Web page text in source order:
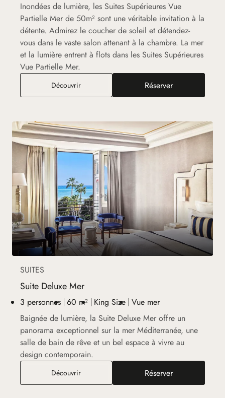
Inondées de lumière, les Suites Supérieures Vue
Partielle Mer de 50m² sont une véritable invitation à la
détente. Admirez le coucher de soleil et détendez-
vous dans le vaste salon attenant à la chambre. La mer
et la lumière entrent à flots dans les Suites Supérieures
Vue Partielle Mer.
DécouvrirSuite Supérieure Vue Partielle Mer
Réserver
SUITES
Suite Deluxe Mer
3 personnes 60 m² King Size Vue mer
Baignée de lumière, la Suite Deluxe Mer offre un
panorama exceptionnel sur la mer Méditerranée, une
salle de bain de rêve et un bel espace à vivre au
design contemporain.
DécouvrirSuite Deluxe Mer Réserver